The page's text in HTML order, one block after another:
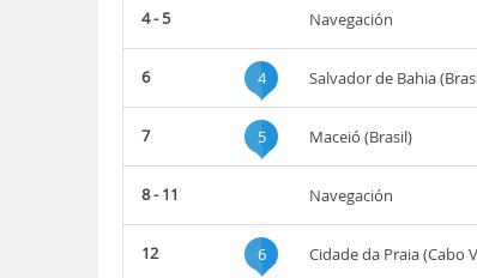
4 - 5 Navegación
6 4 Salvador de Bahia
7 5 Maceió (Brasil)
8 - 11 Navegación
12 6 Cidade da Praia (Cabo